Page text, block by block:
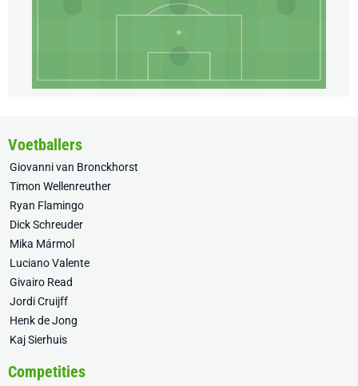
Voetballers
Giovanni van Bronckhorst
Timon Wellenreuther
Ryan Flamingo
Dick Schreuder
Mika Mármol
Luciano Valente
Givairo Read
Jordi Cruijff
Henk de Jong
Kaj Sierhuis
Competities